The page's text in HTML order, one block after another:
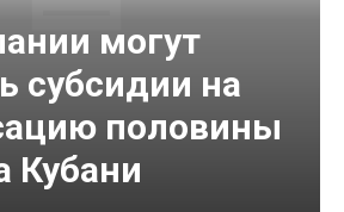
могут
субсидии на
половины